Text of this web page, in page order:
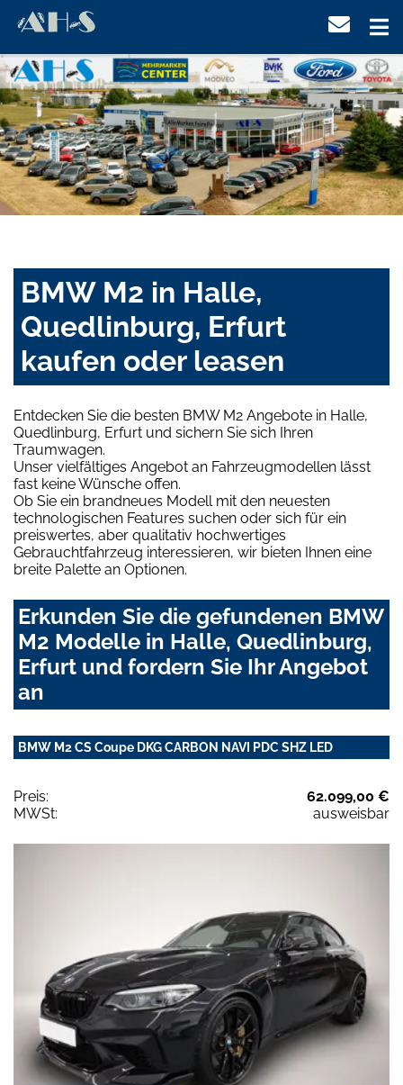
BMW M2 in Halle,
Quedlinburg, Erfurt
kaufen oder leasen
Entdecken Sie die besten BMW M2 Angebote in Halle,
Quedlinburg, Erfurt und sichern Sie sich Ihren
Traumwagen.
Unser vielfältiges Angebot an Fahrzeugmodellen lässt
fast keine Wünsche offen.
Ob Sie ein brandneues Modell mit den neuesten
technologischen Features suchen oder sich für ein
preiswertes, aber qualitativ hochwertiges
Gebrauchtfahrzeug interessieren, wir bieten Ihnen eine
breite Palette an Optionen.
Erkunden Sie die gefundenen BMW
M2 Modelle in Halle, Quedlinburg,
Erfurt und fordern Sie Ihr Angebot
an
BMW M2 CS Coupe DKG CARBON NAVI PDC SHZ LED
Preis:
62.099,00 €
MWSt:
ausweisbar